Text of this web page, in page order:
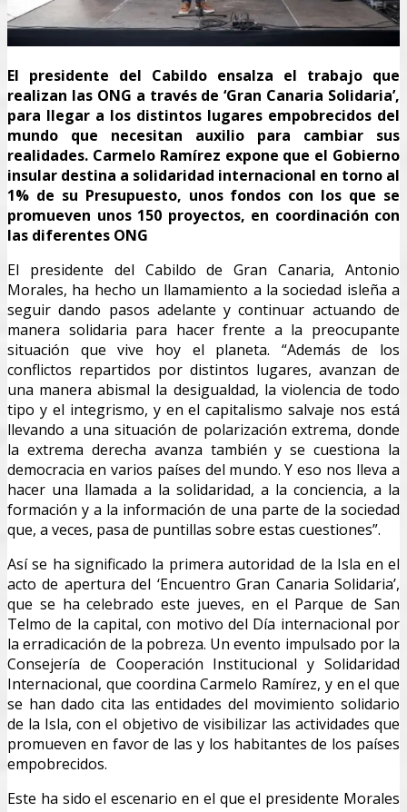
El presidente del Cabildo ensalza el trabajo que
realizan las ONG a través de ‘Gran Canaria Solidaria’,
para llegar a los distintos lugares empobrecidos del
mundo que necesitan auxilio para cambiar sus
realidades. Carmelo Ramírez expone que el Gobierno
insular destina a solidaridad internacional en torno al
1% de su Presupuesto, unos fondos con los que se
promueven unos 150 proyectos, en coordinación con
las diferentes ONG
El presidente del Cabildo de Gran Canaria, Antonio
Morales, ha hecho un llamamiento a la sociedad isleña a
seguir dando pasos adelante y continuar actuando de
manera solidaria para hacer frente a la preocupante
situación que vive hoy el planeta. “Además de los
conflictos repartidos por distintos lugares, avanzan de
una manera abismal la desigualdad, la violencia de todo
tipo y el integrismo, y en el capitalismo salvaje nos está
llevando a una situación de polarización extrema, donde
la extrema derecha avanza también y se cuestiona la
democracia en varios países del mundo. Y eso nos lleva a
hacer una llamada a la solidaridad, a la conciencia, a la
formación y a la información de una parte de la sociedad
que, a veces, pasa de puntillas sobre estas cuestiones”.
Así se ha significado la primera autoridad de la Isla en el
acto de apertura del ‘Encuentro Gran Canaria Solidaria’,
que se ha celebrado este jueves, en el Parque de San
Telmo de la capital, con motivo del Día internacional por
la erradicación de la pobreza. Un evento impulsado por la
Consejería de Cooperación Institucional y Solidaridad
Internacional, que coordina Carmelo Ramírez, y en el que
se han dado cita las entidades del movimiento solidario
de la Isla, con el objetivo de visibilizar las actividades que
promueven en favor de las y los habitantes de los países
empobrecidos.
Este ha sido el escenario en el que el presidente Morales